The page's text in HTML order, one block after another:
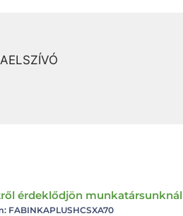
érdeklődjön
FABINKAPLUSHCSXA70